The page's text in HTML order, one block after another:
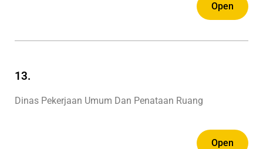
Open
13.
Dinas Pekerjaan Umum Dan Penataan Ruang
Open